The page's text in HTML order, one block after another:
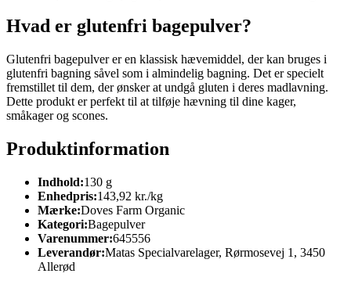
Hvad er glutenfri bagepulver?
Glutenfri bagepulver er en klassisk hævemiddel, der kan bruges i
glutenfri bagning såvel som i almindelig bagning. Det er specielt
fremstillet til dem, der ønsker at undgå gluten i deres madlavning.
Dette produkt er perfekt til at tilføje hævning til dine kager,
småkager og scones.
Produktinformation
Indhold:130 g
Enhedpris:143,92 kr./kg
Mærke:Doves Farm Organic
Kategori:Bagepulver
Varenummer:645556
Leverandør:Matas Specialvarelager, Rørmosevej 1, 3450
Allerød